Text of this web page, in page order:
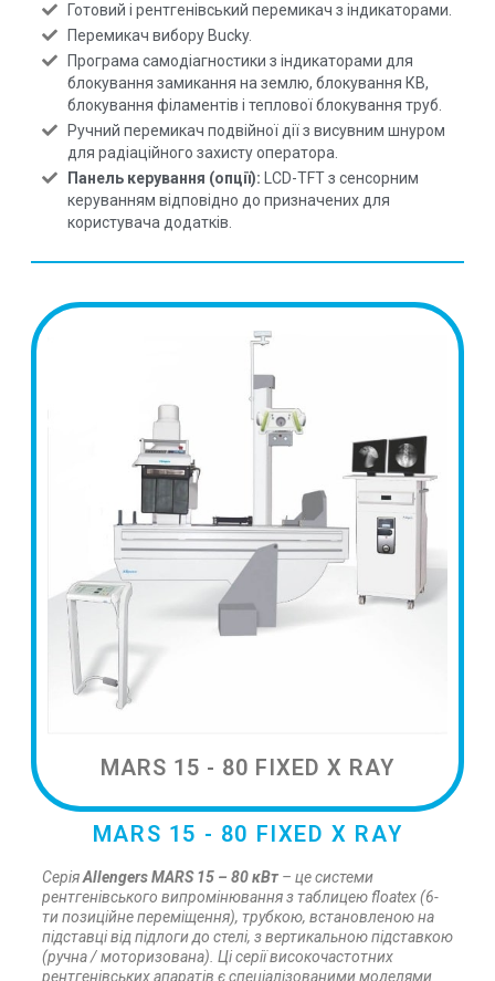
Готовий і рентгенівський перемикач з індикаторами.
Перемикач вибору Bucky.
Програма самодіагностики з індикаторами для
блокування замикання на землю, блокування КВ,
блокування філаментів і теплової блокування труб.
Ручний перемикач подвійної дії з висувним шнуром
для радіаційного захисту оператора.
Панель керування (опції): LCD-TFT з сенсорним
керуванням відповідно до призначених для
користувача додатків.
MARS 15 - 80 FIXED X RAY
MARS 15 - 80 FIXED X RAY
СеріяAllengers MARS 15 – 80 кВт– це системи
рентгенівського випромінювання з таблицею floatex (6-
ти позиційне переміщення), трубкою, встановленою на
підставці від підлоги до стелі, з вертикальною підставкою
(ручна / моторизована). Ці серії високочастотних
рентгенівських апаратів є спеціалізованими моделями